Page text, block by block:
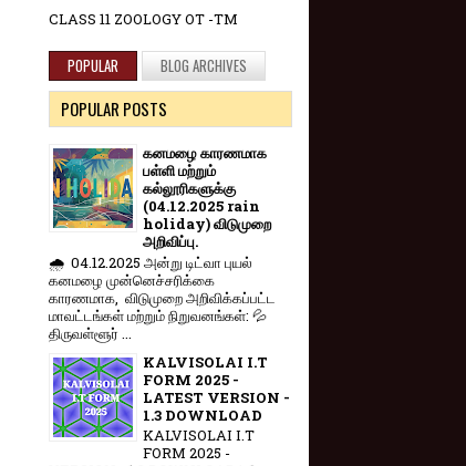
CLASS 11 ZOOLOGY OT -TM
POPULAR BLOG ARCHIVES
POPULAR POSTS
கனமழை காரணமாக
பள்ளி மற்றும்
கல்லூரிகளுக்கு
(04.12.2025 rain
holiday) விடுமுறை
அறிவிப்பு.
🌧️ 04.12.2025 அன்று டிட்வா புயல்
கனமழை முன்னெச்சரிக்கை
காரணமாக, விடுமுறை அறிவிக்கப்பட்ட
மாவட்டங்கள் மற்றும் நிறுவனங்கள்: 💦
திருவள்ளூர் ...
KALVISOLAI I.T
FORM 2025 -
LATEST VERSION -
1.3 DOWNLOAD
KALVISOLAI I.T
FORM 2025 -